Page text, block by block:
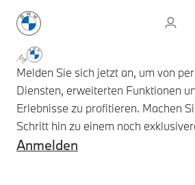
Melden Sie sich jetzt an, um von
Diensten, erweiterten Funktionen
Erlebnisse zu profitieren. Machen
Schritt hin zu einem noch
Anmelden